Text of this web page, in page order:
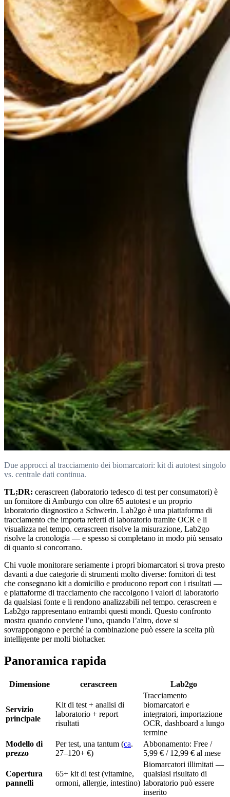
Due approcci al tracciamento dei biomarcatori: kit di autotest singolo
vs. centrale dati continua.
TL;DR: cerascreen (laboratorio tedesco di test per consumatori) è
un fornitore di Amburgo con oltre 65 autotest e un proprio
laboratorio diagnostico a Schwerin. Lab2go è una piattaforma di
tracciamento che importa referti di laboratorio tramite OCR e li
visualizza nel tempo. cerascreen risolve la misurazione, Lab2go
risolve la cronologia — e spesso si completano in modo più sensato
di quanto si concorrano.
Chi vuole monitorare seriamente i propri biomarcatori si trova presto
davanti a due categorie di strumenti molto diverse: fornitori di test
che consegnano kit a domicilio e producono report con i risultati —
e piattaforme di tracciamento che raccolgono i valori di laboratorio
da qualsiasi fonte e li rendono analizzabili nel tempo. cerascreen e
Lab2go rappresentano entrambi questi mondi. Questo confronto
mostra quando conviene l’uno, quando l’altro, dove si
sovrappongono e perché la combinazione può essere la scelta più
intelligente per molti biohacker.
Panoramica rapida
Dimensione cerascreen Lab2go
Servizio
principale
Kit di test + analisi di
laboratorio + report
risultati
Tracciamento
biomarcatori e
integratori, importazione
OCR, dashboard a lungo
termine
Modello di
prezzo
Per test, una tantum (ca.
27–120+ €)
Abbonamento: Free /
5,99 € / 12,99 € al mese
Copertura
pannelli
65+ kit di test (vitamine,
ormoni, allergie, intestino)
Biomarcatori illimitati —
qualsiasi risultato di
laboratorio può essere
inserito